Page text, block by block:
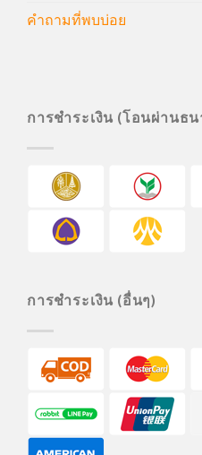
คำถามที่พบบ่อย
การชำระเงิน (โอนผ่านธน
การชำระเงิน (อื่นๆ)